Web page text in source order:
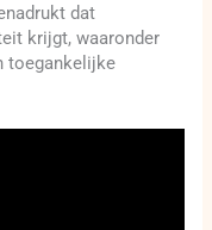
dat
krijgt, waaronder
toegankelijke